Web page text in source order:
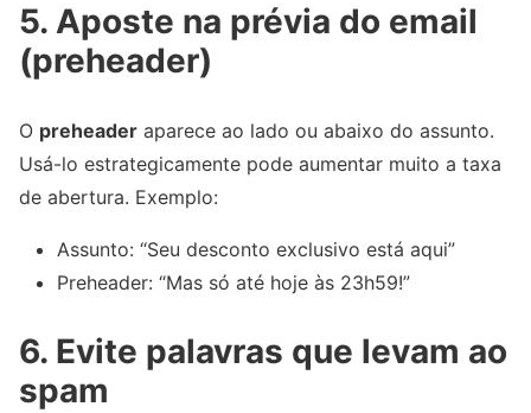
5. Aposte na prévia do email
(preheader)
O preheader aparece ao lado ou abaixo do assunto.
Usá-lo estrategicamente pode aumentar muito a taxa
de abertura. Exemplo:
Assunto: “Seu desconto exclusivo está aqui”
Preheader: “Mas só até hoje às 23h59!”
6. Evite palavras que levam ao
spam